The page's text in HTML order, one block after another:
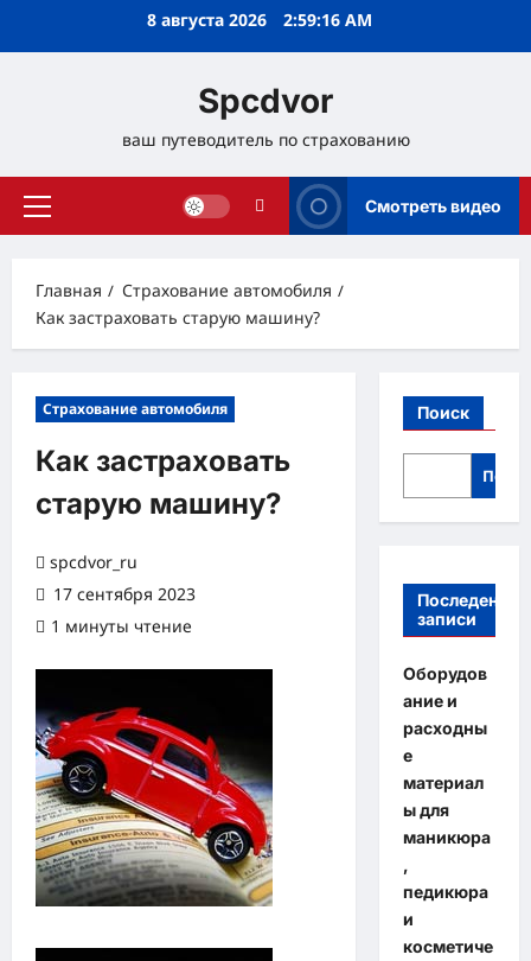
8 августа 2026 2:59:17 AM
Spcdvor
ваш путеводитель по страхованию
Основное
Смотреть видео
Главная
Страхование автомобиля
Как застраховать старую машину?
Страхование автомобиля
Как застраховать
старую машину?
spcdvor_ru
17 сентября 2023
1 минуты чтение
Поиск
Поиск
Последение
записи
Оборудов
ание и
расходны
е
материал
ы для
маникюра
,
педикюра
и
косметиче